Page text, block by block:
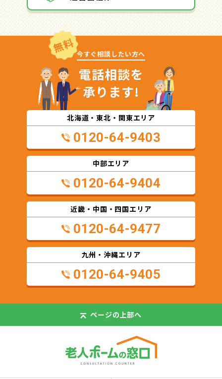
無料 今すぐ相談したい方へ
電話相談を
承ります!
北海道・東北・関東エリア
0120-64-9403
中部エリア
0120-64-9404
近畿・中国・四国エリア
0120-64-9477
九州・沖縄エリア
0120-64-9405
ページの上部へ